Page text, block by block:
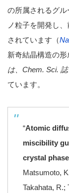
の所属されるグ
ノ粒子を開発し
されています（
新奇結晶構造の形
は、Chem. Sci. 誌
ています。
“Atomic
miscibility
crystal
Matsumoto,
Takahata, R.;